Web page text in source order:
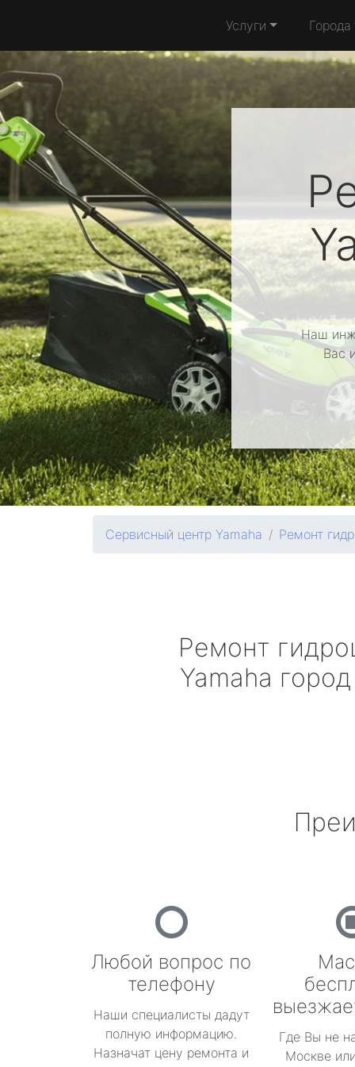
Услуги Города
Наш
Вас
Сервисный центр Yamaha Ремонт
Ремонт
Yamaha
Любой вопрос по
телефону
Наши специалисты дадут
полную информацию.
Назначат цену ремонта и
Где Вы не
Москве